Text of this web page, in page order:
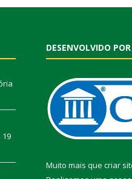
19
DESENVOLVIDO
Muito mais que criar